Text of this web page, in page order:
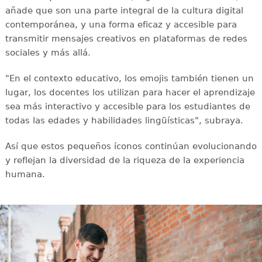
añade que son una parte integral de la cultura digital
contemporánea, y una forma eficaz y accesible para
transmitir mensajes creativos en plataformas de redes
sociales y más allá.
"En el contexto educativo, los emojis también tienen un
lugar, los docentes los utilizan para hacer el aprendizaje
sea más interactivo y accesible para los estudiantes de
todas las edades y habilidades lingüísticas", subraya.
Así que estos pequeños íconos continúan evolucionando
y reflejan la diversidad de la riqueza de la experiencia
humana.